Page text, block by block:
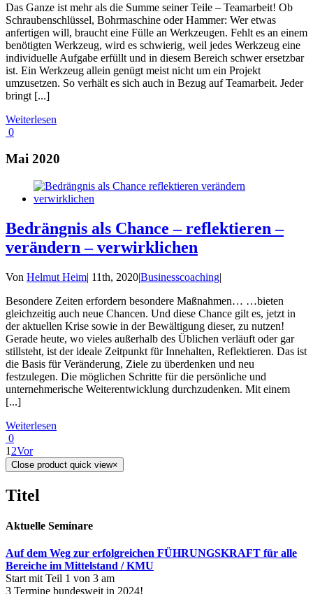
Das Ganze ist mehr als die Summe seiner Teile – Teamarbeit! Ob
Schraubenschlüssel, Bohrmaschine oder Hammer: Wer etwas
anfertigen will, braucht eine Fülle an Werkzeugen. Fehlt es an einem
benötigten Werkzeug, wird es schwierig, weil jedes Werkzeug eine
individuelle Aufgabe erfüllt und in diesem Bereich schwer ersetzbar
ist. Ein Werkzeug allein genügt meist nicht um ein Projekt
umzusetzen. So verhält es sich auch in Bezug auf Teamarbeit. Jeder
bringt [...]
Weiterlesen
0
Mai 2020
Bedrängnis als Chance – reflektieren –
verändern – verwirklichen
Von Helmut Heim| 11th, 2020|Businesscoaching|
Besondere Zeiten erfordern besondere Maßnahmen… …bieten
gleichzeitig auch neue Chancen. Und diese Chance gilt es, jetzt in
der aktuellen Krise sowie in der Bewältigung dieser, zu nutzen!
Gerade heute, wo vieles außerhalb des Üblichen verläuft oder gar
stillsteht, ist der ideale Zeitpunkt für Innehalten, Reflektieren. Das ist
die Basis für Veränderung, Ziele zu überdenken und neu
festzulegen. Die möglichen Schritte für die persönliche und
unternehmerische Weiterentwicklung durchzudenken. Mit einem
[...]
Weiterlesen
0
1 2Vor
Close product quick view×
Titel
Aktuelle Seminare
Auf dem Weg zur erfolgreichen FÜHRUNGSKRAFT für alle
Bereiche im Mittelstand / KMU
Start mit Teil 1 von 3 am
3 Termine bundesweit in 2024!